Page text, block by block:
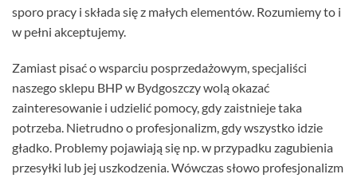
sporo pracy i składa się z małych elementów. Rozumiemy to i
w pełni akceptujemy.
Zamiast pisać o wsparciu posprzedażowym, specjaliści
naszego sklepu BHP w Bydgoszczy wolą okazać
zainteresowanie i udzielić pomocy, gdy zaistnieje taka
potrzeba. Nietrudno o profesjonalizm, gdy wszystko idzie
gładko. Problemy pojawiają się np. w przypadku zagubienia
przesyłki lub jej uszkodzenia. Wówczas słowo profesjonalizm